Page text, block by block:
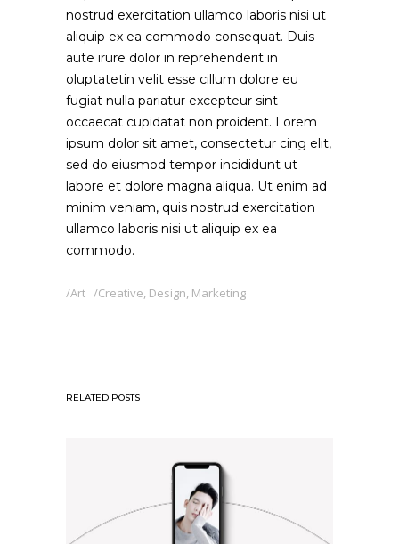
nostrud exercitation ullamco laboris nisi ut
aliquip ex ea commodo consequat. Duis
aute irure dolor in reprehenderit in
oluptatetin velit esse cillum dolore eu
fugiat nulla pariatur excepteur sint
occaecat cupidatat non proident. Lorem
ipsum dolor sit amet, consectetur cing elit,
sed do eiusmod tempor incididunt ut
labore et dolore magna aliqua. Ut enim ad
minim veniam, quis nostrud exercitation
ullamco laboris nisi ut aliquip ex ea
commodo.
Art Creative Design Marketing
RELATED POSTS